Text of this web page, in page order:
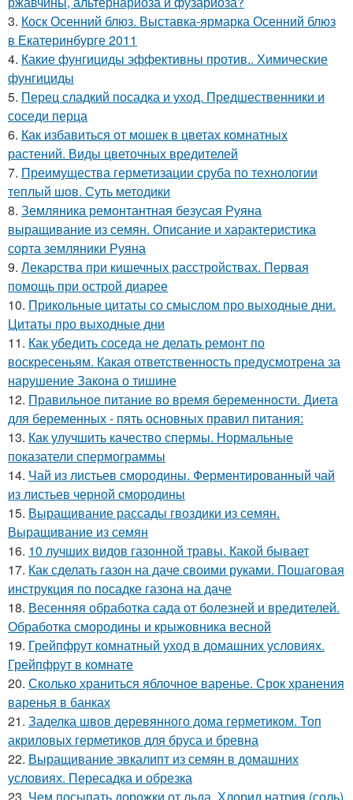
3. Коск Осенний блюз. Выставка-ярмарка Осенний блюз
в Екатеринбурге 2011
4. Какие фунгициды эффективны против.. Химические
фунгициды
5. Перец сладкий посадка и уход. Предшественники и
соседи перца
6. Как избавиться от мошек в цветах комнатных
растений. Виды цветочных вредителей
7. Преимущества герметизации сруба по технологии
теплый шов. Суть методики
8. Земляника ремонтантная безусая Руяна
выращивание из семян. Описание и характеристика
сорта земляники Руяна
9. Лекарства при кишечных расстройствах. Первая
помощь при острой диарее
10. Прикольные цитаты со смыслом про выходные дни.
Цитаты про выходные дни
11. Как убедить соседа не делать ремонт по
воскресеньям. Какая ответственность предусмотрена за
нарушение Закона о тишине
12. Правильное питание во время беременности. Диета
для беременных - пять основных правил питания:
13. Как улучшить качество спермы. Нормальные
показатели спермограммы
14. Чай из листьев смородины. Ферментированный чай
из листьев черной смородины
15. Выращивание рассады гвоздики из семян.
Выращивание из семян
16. 10 лучших видов газонной травы. Какой бывает
17. Как сделать газон на даче своими руками. Пошаговая
инструкция по посадке газона на даче
18. Весенняя обработка сада от болезней и вредителей.
Обработка смородины и крыжовника весной
19. Грейпфрут комнатный уход в домашних условиях.
Грейпфрут в комнате
20. Сколько храниться яблочное варенье. Срок хранения
варенья в банках
21. Заделка швов деревянного дома герметиком. Топ
акриловых герметиков для бруса и бревна
22. Выращивание эвкалипт из семян в домашних
условиях. Пересадка и обрезка